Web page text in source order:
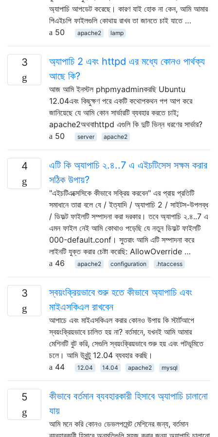
অ্যাপাচি আপডেট করেছে। কারণ যাই হোক না কেন, আমি আমার
পিএইচপি ফাইলগুলি কোথায় রাখব তা জানতে চাই যাতে …
50
apache2 lamp
3
অ্যাপাচি 2 এবং httpd এর মধ্যে কোনও পার্থক্য
আছে কি?
আজ আমি ইনস্টল phpmyadminকরছি Ubuntu
12.04এবং কিছুক্ষণ পরে একটি কথোপকথন পপ আপ করে
জানিয়েছে যে আমি কোন সার্ভারটি ব্যবহার করতে চাই;
apache2অথবাhttpd এগুলি কি দুটি ভিন্ন ধরণের সার্ভার?
50
server apache2
4
এটি কি অ্যাপাচি ২.৪..7 এ এইচটিসেস সক্ষম করার
সঠিক উপায়?
"এইচটিএক্সেসিকে কীভাবে সক্রিয় করবেন" এর প্রায় প্রতিটি
সমাধানে তারা বলে যে / ইত্যাদি / অ্যাপাচি 2 / সাইটস-উপলব্ধ
/ ডিফল্ট ফাইলটি সম্পাদনা করা দরকার। তবে অ্যাপাচি ২.৪..7 এ
এমন ফাইল নেই আমি কোথাও পড়েছি যে নতুন ডিফল্ট ফাইলটি
000-default.conf। সুতরাং আমি এটি সম্পাদনা করে
লাইনটি যুক্ত করার চেষ্টা করেছি: AllowOverride …
46
apache2 configuration .htaccess
3
স্বয়ংক্রিয়ভাবে শুরু হতে কীভাবে অ্যাপাচি এবং
মাইএসকিএল রাখবেন
আপাচে এবং মাইএসকিএল করার কোনও উপায় কি স্টার্টআপে
স্বয়ংক্রিয়ভাবে চালিত হয় না? বর্তমানে, যখনই আমি আমার
মেশিনটি বুট করি, সেগুলি স্বয়ংক্রিয়ভাবে শুরু হয় এবং পটভূমিতে
চলে। আমি উবুন্টু 12.04 ব্যবহার করছি।
44
12.04 14.04 apache2 mysql
5
কীভাবে বর্তমান ব্যবহারকারী হিসাবে অ্যাপাচি চালানো
যায়
আমি মনে করি কোনও ডেভলপমেন্ট মেশিনের জন্য, বর্তমান